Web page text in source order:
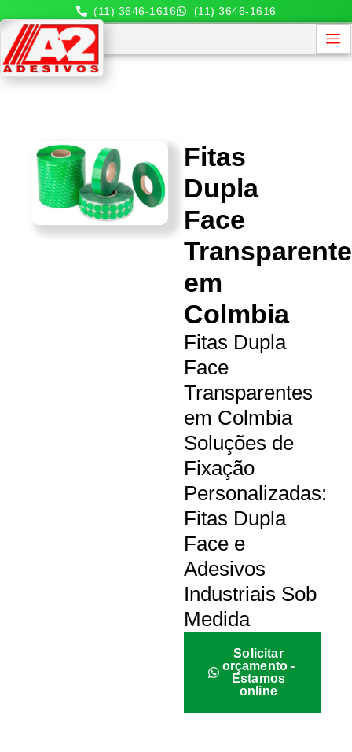
(11) 3646-1616 (11) 3646-1616
Fitas
Dupla
Face
em
Colmbia
Fitas Dupla
Face
Transparentes
em Colmbia
Soluções de
Fixação
Personalizadas:
Fitas Dupla
Face e
Adesivos
Industriais Sob
Medida
Solicitar
orçamento -
Estamos
online